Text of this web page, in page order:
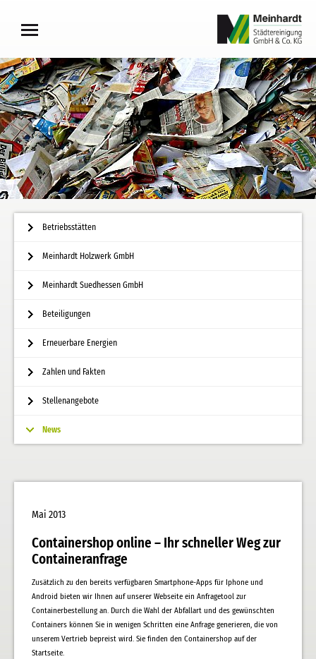
Betriebsstätten
Meinhardt Holzwerk GmbH
Meinhardt Suedhessen GmbH
Beteiligungen
Erneuerbare Energien
Zahlen und Fakten
Stellenangebote
News
Mai 2013
Containershop online – Ihr schneller Weg zur
Containeranfrage
Zusätzlich zu den bereits verfügbaren Smartphone-Apps für Iphone und
Android bieten wir Ihnen auf unserer Webseite ein Anfragetool zur
Containerbestellung an. Durch die Wahl der Abfallart und des gewünschten
Containers können Sie in wenigen Schritten eine Anfrage generieren, die von
unserem Vertrieb bepreist wird. Sie finden den Containershop auf der
Startseite.